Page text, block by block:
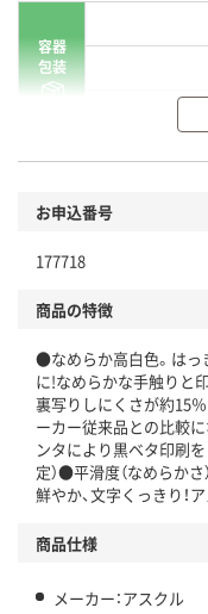
容器
包装
商品
本体
仕組
この商品の環境配慮ポ
アスクル商品環境スコ
お申込番号
177718
商品の特徴
●なめらか高白色。はっ
に!なめらかな手触りと
裏写りしにくさが約15％
ーカー従来品との比較に
ンタにより黒ベタ印刷
定）●平滑度（なめらか
鮮やか、文字くっきり！
商品仕様
メーカー：アスクル